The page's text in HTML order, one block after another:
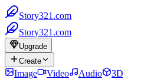
Story321.com
Story321.com
Upgrade
Create
Image Video Audio 3D